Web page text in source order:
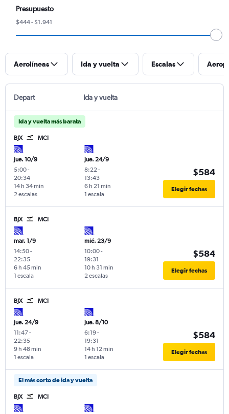
Presupuesto
$444 - $1.941
Aerolíneas Ida y vuelta Escalas
Depart Ida y vuelta
Ida y vuelta más barata
BJX MCI
jue. 10/9
5:00-
20:34
2 escalas
14 h 34 min
jue. 24/9
8:22-
13:43
1 escala
6 h 21 min
$584
Elegir fechas
BJX MCI
mar. 1/9
14:50-
22:35
1 escala
6 h 45 min
mié. 23/9
10:00-
19:31
2 escalas
10 h 31 min
$584
Elegir fechas
BJX MCI
jue. 24/9
11:47-
22:35
1 escala
9 h 48 min
jue. 8/10
6:19-
19:31
1 escala
14 h 12 min
$584
Elegir fechas
El más corto de ida y vuelta
BJX MCI